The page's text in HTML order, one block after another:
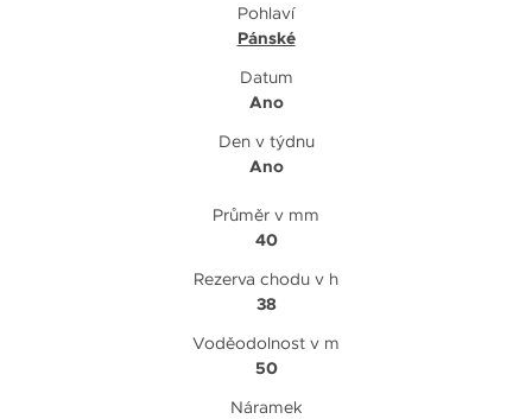
Pohlaví
Pánské
Datum
Ano
Den v týdnu
Ano
Průměr v mm
40
Rezerva chodu v h
38
Voděodolnost v m
50
Náramek